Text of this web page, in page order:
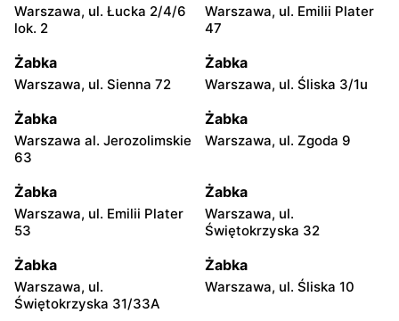
Warszawa, ul. Łucka 2/4/6
lok. 2
Warszawa, ul. Emilii Plater
47
Żabka
Warszawa, ul. Sienna 72
Żabka
Warszawa, ul. Śliska 3/1u
Żabka
Warszawa al. Jerozolimskie
63
Żabka
Warszawa, ul. Zgoda 9
Żabka
Warszawa, ul. Emilii Plater
53
Żabka
Warszawa, ul.
Świętokrzyska 32
Żabka
Warszawa, ul.
Świętokrzyska 31/33A
Żabka
Warszawa, ul. Śliska 10